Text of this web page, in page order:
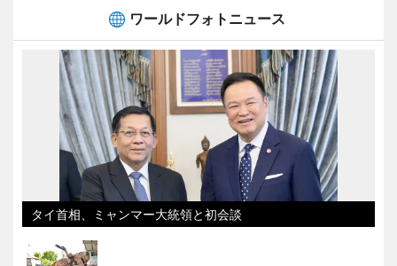
ワールドフォトニュース
タイ首相、ミャンマー大統領と初会談